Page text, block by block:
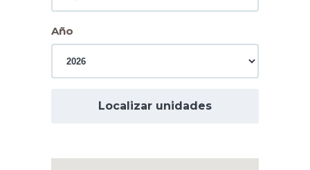
Año
Localizar unidades